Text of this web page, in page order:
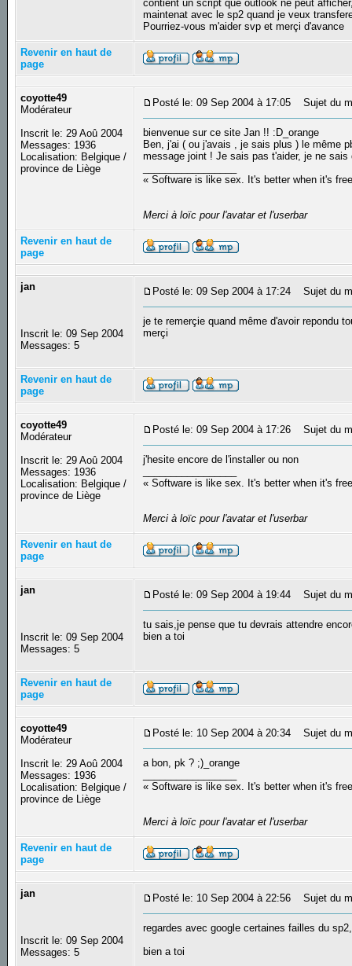
contient un script que outlook ne peut
maintenat avec le sp2 quand je veux
Pourriez-vous m'aider svp et merçi d'avance
Revenir en haut de
page
coyotte49
Modérateur
Inscrit le: 29 Aoû 2004
Messages: 1936
Localisation: Belgique /
province de Liège
Posté le: 09 Sep 2004 à 17:05 Sujet du
bienvenue sur ce site Jan !! :D_orange
Ben, j'ai ( ou j'avais , je sais plus ) le même
message joint ! Je sais pas t'aider, je ne
« Software is like sex. It's better when it's
Merci à loïc pour l'avatar et l'userbar
Revenir en haut de
page
jan
Inscrit le: 09 Sep 2004
Messages: 5
Posté le: 09 Sep 2004 à 17:24 Sujet du
je te remerçie quand même d'avoir repondu
merçi
Revenir en haut de
page
coyotte49
Modérateur
Inscrit le: 29 Aoû 2004
Messages: 1936
Localisation: Belgique /
province de Liège
Posté le: 09 Sep 2004 à 17:26 Sujet du
j'hesite encore de l'installer ou non
« Software is like sex. It's better when it's
Merci à loïc pour l'avatar et l'userbar
Revenir en haut de
page
jan
Inscrit le: 09 Sep 2004
Messages: 5
Posté le: 09 Sep 2004 à 19:44 Sujet du
tu sais,je pense que tu devrais attendre
bien a toi
Revenir en haut de
page
coyotte49
Modérateur
Inscrit le: 29 Aoû 2004
Messages: 1936
Localisation: Belgique /
province de Liège
Posté le: 10 Sep 2004 à 20:34 Sujet du
a bon, pk ? ;)_orange
« Software is like sex. It's better when it's
Merci à loïc pour l'avatar et l'userbar
Revenir en haut de
page
jan
Inscrit le: 09 Sep 2004
Messages: 5
Posté le: 10 Sep 2004 à 22:56 Sujet du
regardes avec google certaines failles du
bien a toi